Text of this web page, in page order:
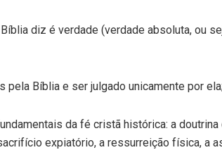
diz é verdade (verdade absoluta, ou
pela Bíblia e ser julgado unicamente por
da fé cristã histórica: a doutrina
expiatório, a ressurreição física, a